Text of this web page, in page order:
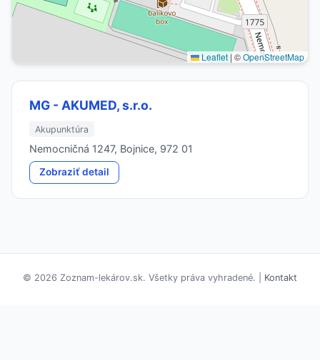
Leaflet|©OpenStreetMap
MG - AKUMED, s.r.o.
Akupunktúra
Nemocničná 1247, Bojnice, 972 01
Zobraziť detail
© 2026 Zoznam-lekárov.sk. Všetky práva vyhradené. | Kontakt